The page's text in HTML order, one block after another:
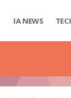
IA NEWS